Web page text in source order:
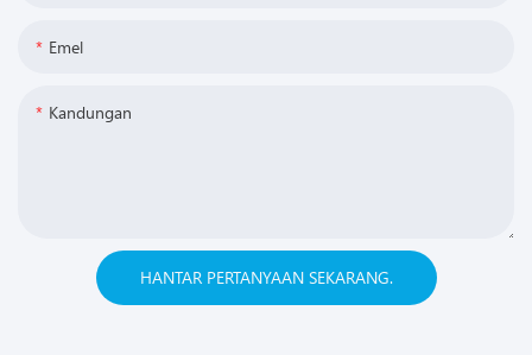
Emel
Kandungan
HANTAR PERTANYAAN SEKARANG.